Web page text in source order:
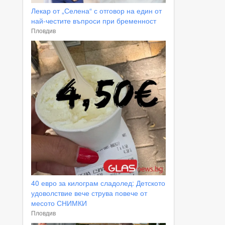
Лекар от „Селена“ с отговор на един от
най-честите въпроси при бременност
Пловдив
40 евро за килограм сладолед: Детското
удоволствие вече струва повече от
месото СНИМКИ
Пловдив